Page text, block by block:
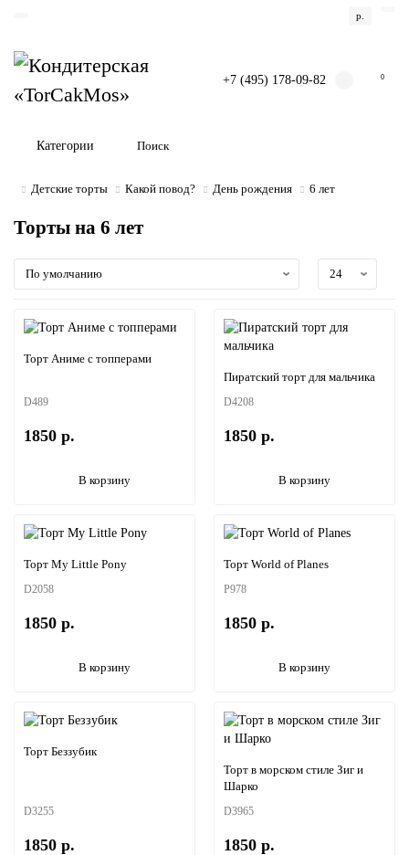
р.
+7 (495) 178-09-82 0
Категории
Детские торты Какой повод? День рождения 6 лет
Торты на 6 лет
Торт Аниме с топперами
D489
1850 р.
В корзину
Пиратский торт для мальчика
D4208
1850 р.
В корзину
Торт My Little Pony
D2058
1850 р.
В корзину
Торт World of Planes
P978
1850 р.
В корзину
Торт Беззубик
D3255
1850 р.
Торт в морском стиле Зиг и
Шарко
D3965
1850 р.